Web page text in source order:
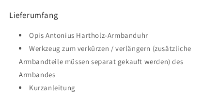
Lieferumfang
Opis Antonius Hartholz-Armbanduhr
Werkzeug zum verkürzen / verlängern (zusätzliche
Armbandteile müssen separat gekauft werden) des
Armbandes
Kurzanleitung